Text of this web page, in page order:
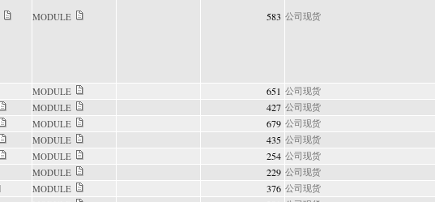
MODULE 583 公司现货
MODULE 651 公司现货
MODULE 427 公司现货
MODULE 679 公司现货
MODULE 435 公司现货
MODULE 254 公司现货
MODULE 229 公司现货
MODULE 376 公司现货